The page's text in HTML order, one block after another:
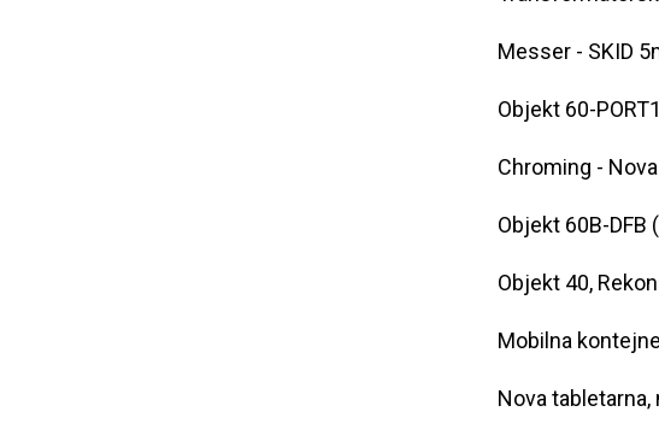
Messer - SKID
Objekt 60-
Chroming -
Objekt 60B-DFB
Objekt 40,
Mobilna
Nova